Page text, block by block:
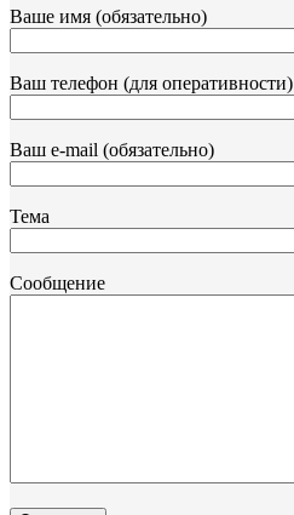
Ваше имя (обязательно)
Ваш телефон (для оперативности)
Ваш e-mail (обязательно)
Тема
Сообщение